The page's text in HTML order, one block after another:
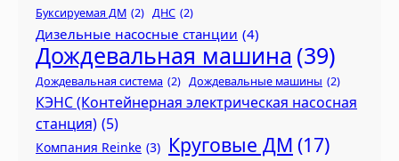
Буксируемая ДМ (2) ДНС (2)
Дизельные насосные станции (4)
Дождевальная машина (39)
Дождевальная система (2) Дождевальные машины (2)
КЭНС (Контейнерная электрическая насосная
станция) (5)
Компания Reinke (3) Круговые ДМ (17)